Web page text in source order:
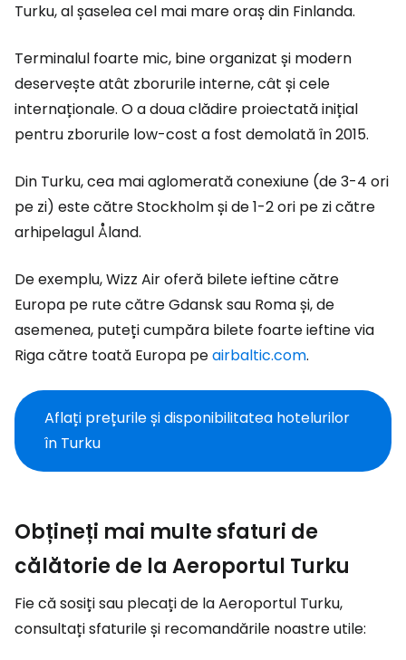
Turku, al șaselea cel mai mare oraș din Finlanda.
Terminalul foarte mic, bine organizat și modern
deservește atât zborurile interne, cât și cele
internaționale. O a doua clădire proiectată inițial
pentru zborurile low-cost a fost demolată în 2015.
Din Turku, cea mai aglomerată conexiune (de 3-4 ori
pe zi) este către Stockholm și de 1-2 ori pe zi către
arhipelagul Åland.
De exemplu, Wizz Air oferă bilete ieftine către
Europa pe rute către Gdansk sau Roma și, de
asemenea, puteți cumpăra bilete foarte ieftine via
Riga către toată Europa peairbaltic.com.
Aflați prețurile și disponibilitatea hotelurilor
în Turku
Obțineți mai multe sfaturi de
călătorie de la Aeroportul Turku
Fie că sosiți sau plecați de la Aeroportul Turku,
consultați sfaturile și recomandările noastre utile: